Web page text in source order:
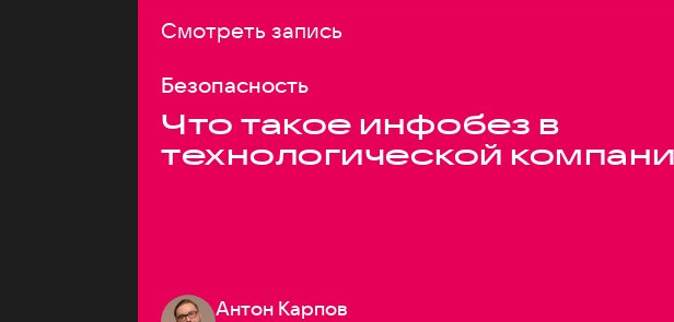
Смотреть запись
Безопасность
Что такое инфобез в
технологической
Антон Карпов